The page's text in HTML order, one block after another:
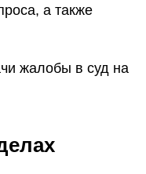
а также
жалобы в суд на